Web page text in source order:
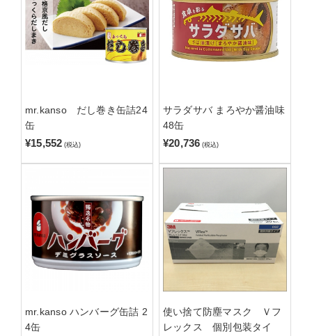
mr.kanso だし巻き缶詰24
缶
¥15,552 (税込)
サラダサバ まろやか醤油味
48缶
¥20,736 (税込)
mr.kanso ハンバーグ缶詰 2
4缶
使い捨て防塵マスク Ｖフ
レックス 個別包装タイ